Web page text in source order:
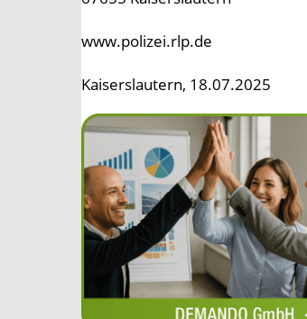
www.polizei.rlp.de
Kaiserslautern, 18.07.2025